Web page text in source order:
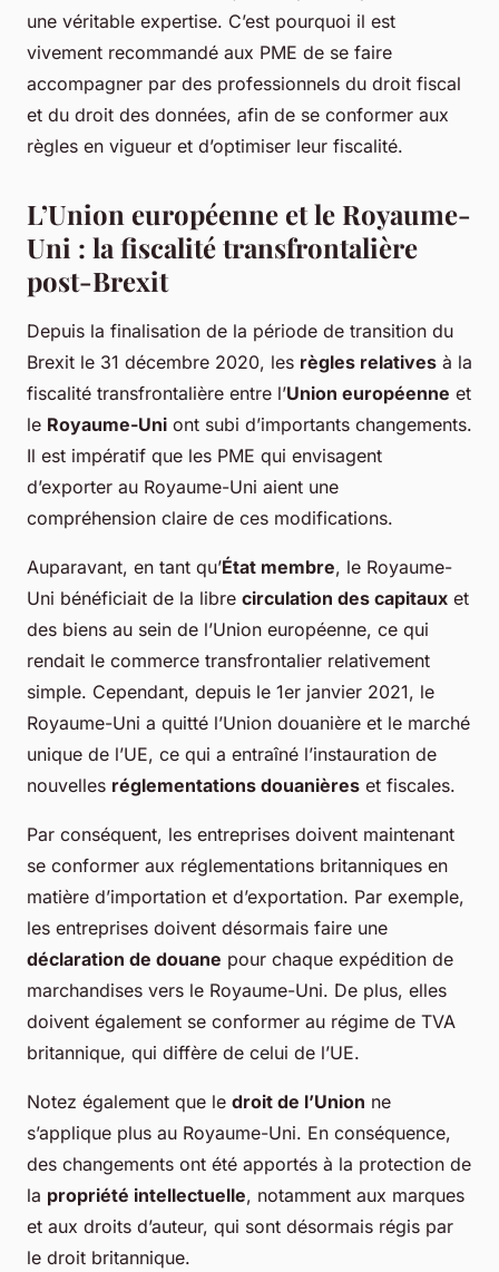
une véritable expertise. C’est pourquoi il est
vivement recommandé aux PME de se faire
accompagner par des professionnels du droit fiscal
et du droit des données, afin de se conformer aux
règles en vigueur et d’optimiser leur fiscalité.
L’Union européenne et le Royaume-
Uni : la fiscalité transfrontalière
post-Brexit
Depuis la finalisation de la période de transition du
Brexit le 31 décembre 2020, les règles relatives à la
fiscalité transfrontalière entre l’Union européenne et
le Royaume-Uni ont subi d’importants changements.
Il est impératif que les PME qui envisagent
d’exporter au Royaume-Uni aient une
compréhension claire de ces modifications.
Auparavant, en tant qu’État membre, le Royaume-
Uni bénéficiait de la libre circulation des capitaux et
des biens au sein de l’Union européenne, ce qui
rendait le commerce transfrontalier relativement
simple. Cependant, depuis le 1er janvier 2021, le
Royaume-Uni a quitté l’Union douanière et le marché
unique de l’UE, ce qui a entraîné l’instauration de
nouvelles réglementations douanières et fiscales.
Par conséquent, les entreprises doivent maintenant
se conformer aux réglementations britanniques en
matière d’importation et d’exportation. Par exemple,
les entreprises doivent désormais faire une
déclaration de douane pour chaque expédition de
marchandises vers le Royaume-Uni. De plus, elles
doivent également se conformer au régime de TVA
britannique, qui diffère de celui de l’UE.
Notez également que le droit de l’Union ne
s’applique plus au Royaume-Uni. En conséquence,
des changements ont été apportés à la protection de
la propriété intellectuelle, notamment aux marques
et aux droits d’auteur, qui sont désormais régis par
le droit britannique.